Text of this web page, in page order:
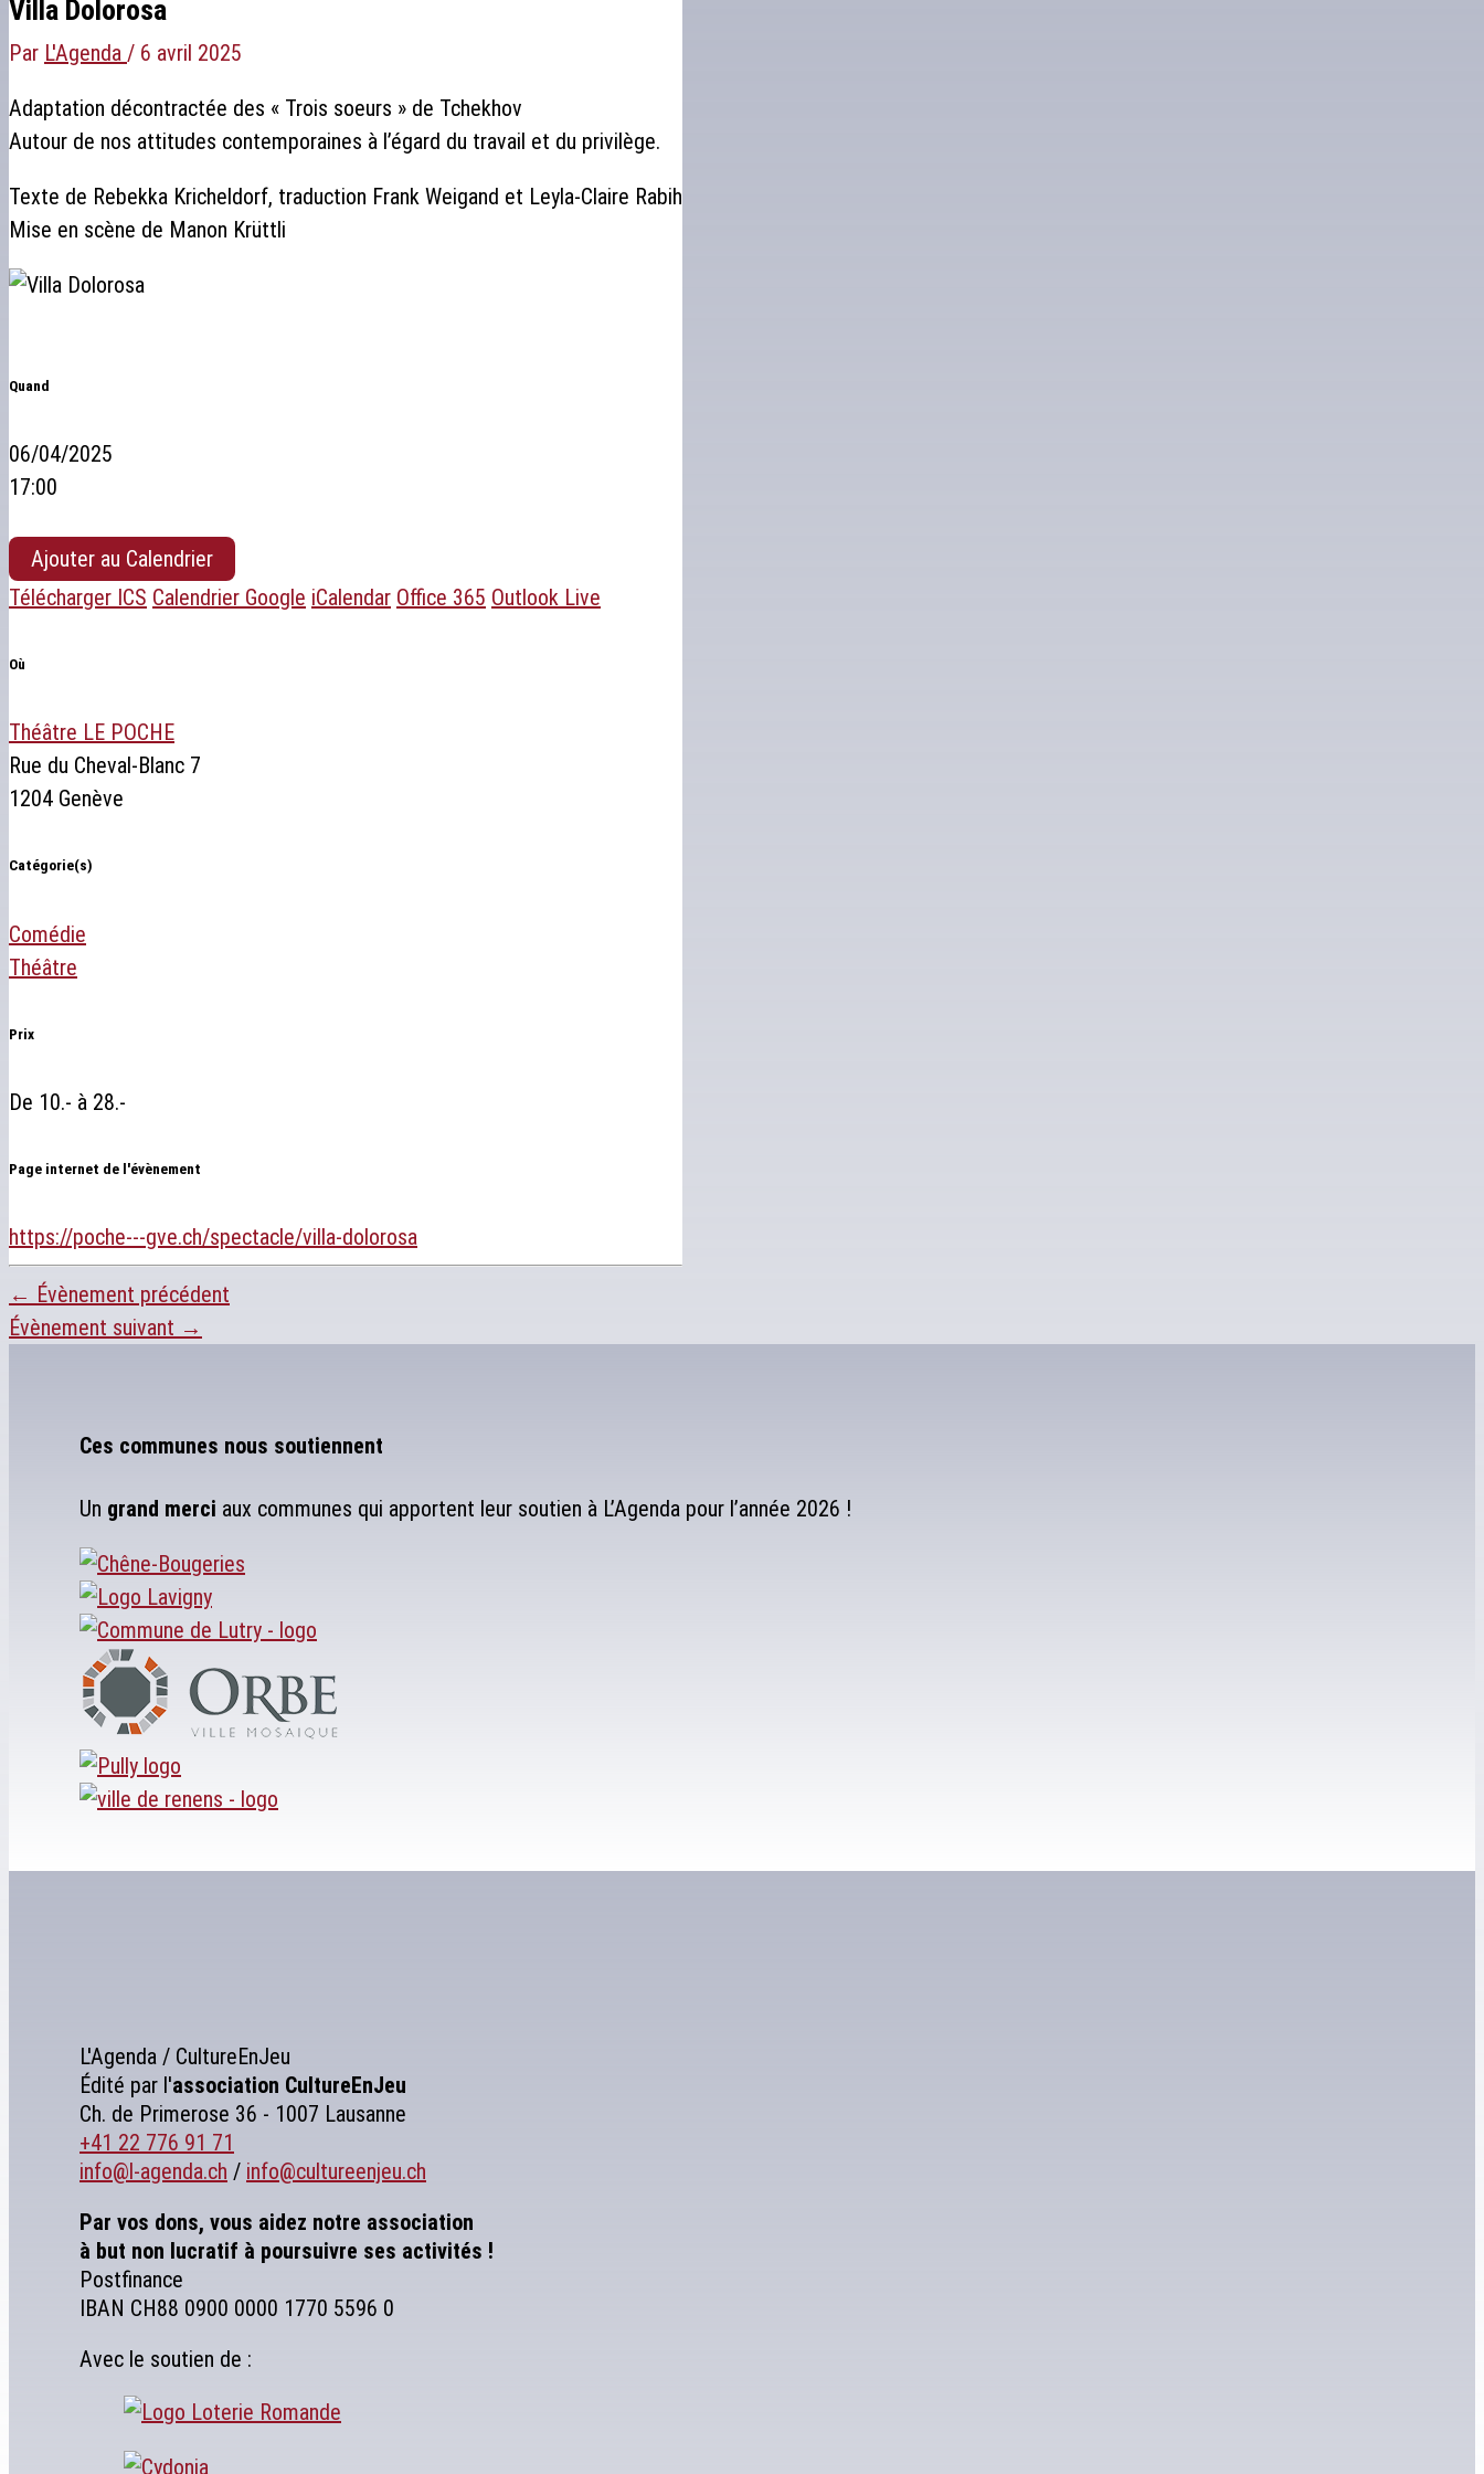
Villa Dolorosa
Par L'Agenda / 6 avril 2025
Adaptation décontractée des « Trois soeurs » de Tchekhov
Autour de nos attitudes contemporaines à l’égard du travail et du privilège.
Texte de Rebekka Kricheldorf, traduction Frank Weigand et Leyla-Claire Rabih
Mise en scène de Manon Krüttli
Quand
06/04/2025
17:00
Ajouter au Calendrier
Télécharger ICS Calendrier Google iCalendar Office 365 Outlook Live
Où
Théâtre LE POCHE
Rue du Cheval-Blanc 7
1204 Genève
Catégorie(s)
Comédie
Théâtre
Prix
De 10.- à 28.-
Page internet de l'évènement
https://poche---gve.ch/spectacle/villa-dolorosa
← Évènement précédent
Évènement suivant →
Ces communes nous soutiennent
Un grand merci aux communes qui apportent leur soutien à L’Agenda pour l’année 2026 !
L'Agenda / CultureEnJeu
Édité par l'association CultureEnJeu
Ch. de Primerose 36 - 1007 Lausanne
+41 22 776 91 71
info@l-agenda.ch / info@cultureenjeu.ch
Par vos dons, vous aidez notre association
à but non lucratif à poursuivre ses activités !
Postfinance
IBAN CH88 0900 0000 1770 5596 0
Avec le soutien de :